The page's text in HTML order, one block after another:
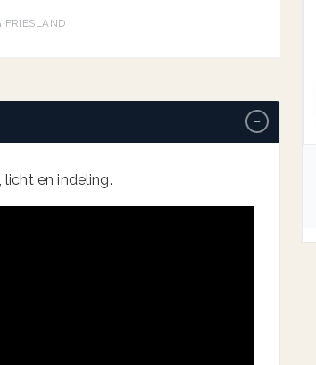
· FRIESLAND
−
en indeling.